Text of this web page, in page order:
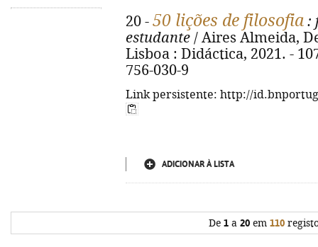
20 - 50 lições de filosofia :
estudante / Aires Almeida,
Lisboa : Didáctica, 2021. -
756-030-9
Link persistente: http://
ADICIONAR À LISTA
De 1 a 20 em 110